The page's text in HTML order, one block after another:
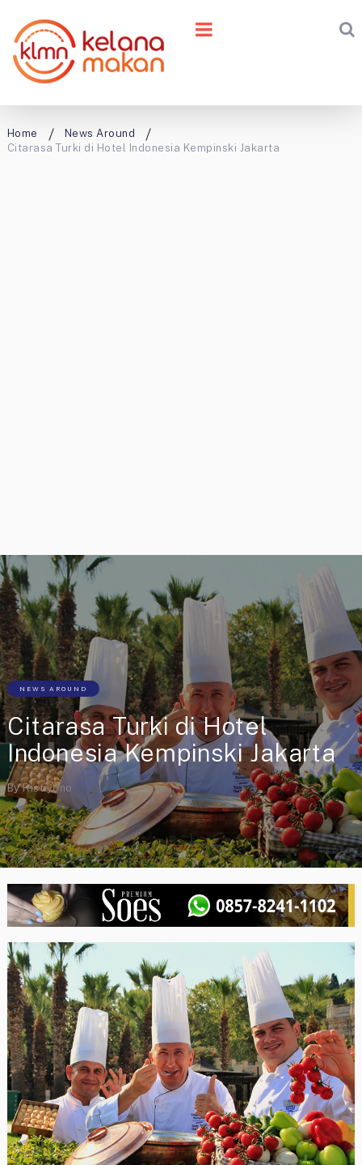
Home
News Around
Citarasa Turki di Hotel Indonesia Kempinski Jakarta
NEWS AROUND
Citarasa Turki di Hotel
Indonesia Kempinski Jakarta
ByRistiyono